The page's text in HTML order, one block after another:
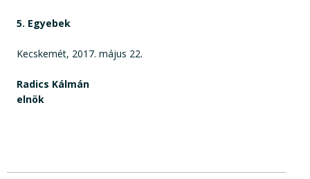
5. Egyebek
Kecskemét, 2017. május 22.
Radics Kálmán
elnök